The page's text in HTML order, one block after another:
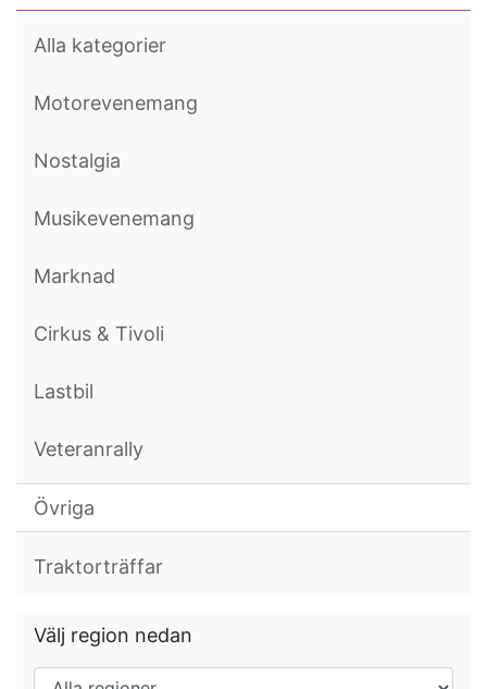
Alla kategorier
Motorevenemang
Nostalgia
Musikevenemang
Marknad
Cirkus & Tivoli
Lastbil
Veteranrally
Övriga
Traktorträffar
Välj region nedan